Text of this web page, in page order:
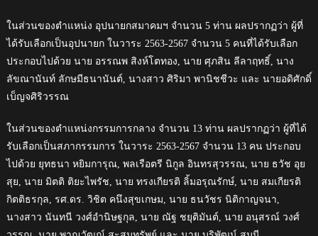
ในส่วนของตำแหน่ง อุปนายกสมาคมฯ จำนวน 5 ท่าน ผลปรากฏว่า ผู้ที่
ได้รับเลือกเป็นอุปนายก ในวาระ 2563-2567 จำนวน 5 คนที่ได้รับเลือก
ประกอบไปด้วย นาย อรรณพ สิงห์โตทอง, นาย ศุภสิน ลีลาฤทธิ์, นาง
ลัขณานันท์ ลักษมีธนานันต์, นางสาว ศิริมา พานิชชีวะ และ นายอดิศักดิ์
เบ็ญจศิริวรรณ
ในส่วนของตำแหน่งกรรมการกลาง จำนวน 13 ท่าน ผลปรากฏว่า​ ผู้ที่ได้
รับเลือกเป็นสภากรรมการ ในวาระ 2563-2567 จำนวน 13 คน ประกอบ
ไปด้วย ยุทธนา หยิมการุณ, พลเรือตรี นิกูล อินทรสุวรรณ, นาย ธวัช อุย
สุย, นาย มิตติ ติยะไพรัช, นาย ทรงเกียรติ ลิ้มอรุณรักษ์, นาย สมเกียรติ
กิตติธรกุล, รศ.ดร. วิชิต คนึงสุขเกษม, นาย ธนวัชร นิติกาญจนา,
นางสาว นันทนี วงศ์อำนิษฐกุล, นาย ณัฐ ชยุติมันต์, นาย อนุสรณ์ วงศ์